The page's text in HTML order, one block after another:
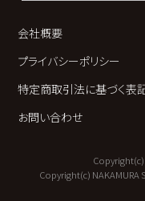
会社概要
プライバシーポリシー
特定商取引法に基づく表
お問い合わせ
Copyright(c)
Copyright(c) NAKAMURA